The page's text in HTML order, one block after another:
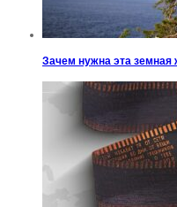
Зачем нужна эта